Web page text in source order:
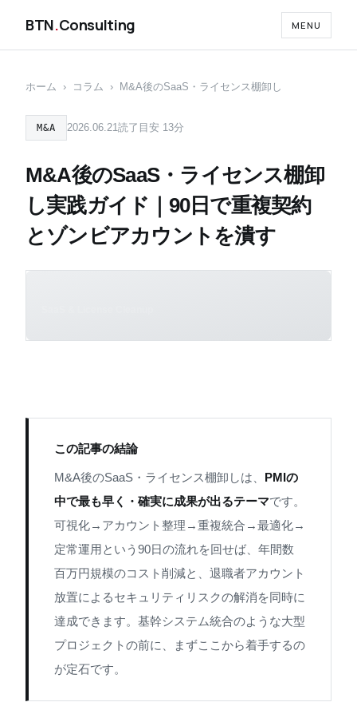
BTN.Consulting MENU
ホーム › コラム › M&A後のSaaS・ライセンス棚卸し
M&A 2026.06.21読了目安 13分
M&A後のSaaS・ライセンス棚卸
し実践ガイド｜90日で重複契約
とゾンビアカウントを潰す
この記事の結論
M&A後のSaaS・ライセンス棚卸しは、 PMIの
中で最も早く・確実に成果が出るテーマです。
可視化→アカウント整理→重複統合→最適化→
定常運用という90日の流れを回せば、年間数
百万円規模のコスト削減と、退職者アカウント
放置によるセキュリティリスクの解消を同時に
達成できます。基幹システム統合のような大型
プロジェクトの前に、まずここから着手するの
が定石です。